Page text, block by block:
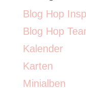
Blog Hop
Blog Hop
Kalender
Karten
Minialben